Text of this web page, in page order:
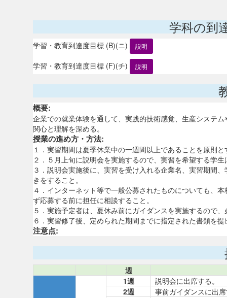
学科の到
学習・教育到達度目標 (B)(ニ) 説明
学習・教育到達度目標 (F)(チ) 説明
概要:
企業での就業体験を通して、実践的技術感覚、生産システ
関心と理解を深める。
授業の進め方・方法:
１．実習期間は夏季休業中の一週間以上であることを原則と
２．５月上旬に説明会を実施するので、実習を希望する学
３．説明会実施後に、実習を受け入れる企業名、実習期間
きをすること。
４．インターネット等で一般公募されたものについても、
ず応募する前に担任に相談すること。
５．実施予定者は、夏休み前にガイダンスを実施するので
６．実習修了後、定められた期間までに指定された書類を
注意点:
週
1週
説明会に出席する。
2週
事前ガイダンスに出